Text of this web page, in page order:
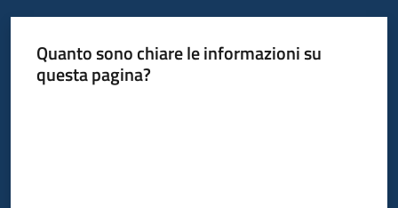
Quanto sono chiare le informazioni su
questa pagina?